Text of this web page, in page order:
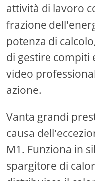
attività di lavoro
frazione
potenza di
di gestire compiti
video
azione.
Vanta grandi
causa
M1. Funziona in
spargitore di